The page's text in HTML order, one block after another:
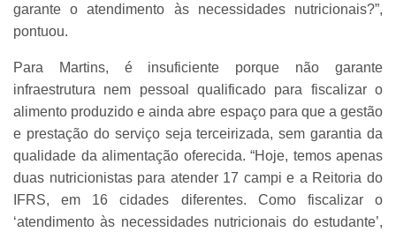
garante o atendimento às necessidades nutricionais?”,
pontuou.
Para Martins, é insuficiente porque não garante
infraestrutura nem pessoal qualificado para fiscalizar o
alimento produzido e ainda abre espaço para que a gestão
e prestação do serviço seja terceirizada, sem garantia da
qualidade da alimentação oferecida. “Hoje, temos apenas
duas nutricionistas para atender 17 campi e a Reitoria do
IFRS, em 16 cidades diferentes. Como fiscalizar o
‘atendimento às necessidades nutricionais do estudante’,